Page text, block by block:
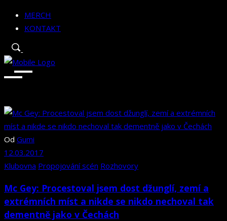
MERCH
KONTAKT
Od Gumi
12.03.2017
Klubovna Propojování scén Rozhovory
Mc Gey: Procestoval jsem dost džunglí, zemí a
extrémních míst a nikde se nikdo nechoval tak
dementně jako v Čechách